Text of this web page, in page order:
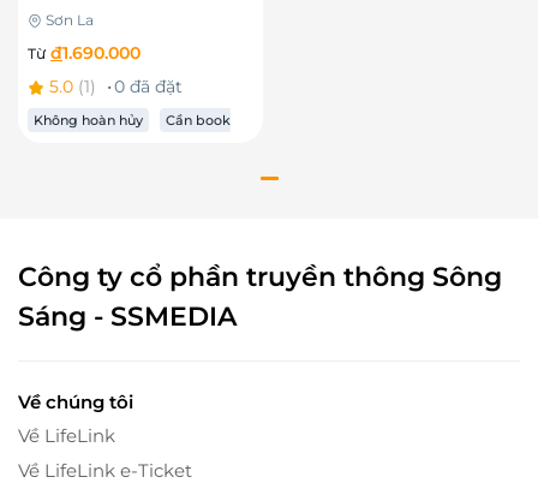
Paragliding - Mù Cang
Chải
Sơn La
Từ đ1.690.000
5.0 (1) 0 đã đặt
Không hoàn hủy
Cần book
Công ty cổ phần truyền thông Sông
Sáng - SSMEDIA
Về chúng tôi
Về LifeLink
Về LifeLink e-Ticket